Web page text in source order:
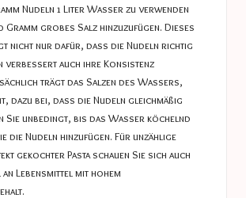
Nudeln 1 Liter Wasser zu verwenden
Gramm grobes Salz hinzuzufügen. Dieses
nicht nur dafür, dass die Nudeln richtig
verbessert auch ihre Konsistenz
trägt das Salzen des Wassers,
dazu bei, dass die Nudeln gleichmäßig
Sie unbedingt, bis das Wasser köchelnd
die Nudeln hinzufügen. Für unzählige
gekochter Pasta schauen Sie sich auch
Lebensmittel mit hohem
.